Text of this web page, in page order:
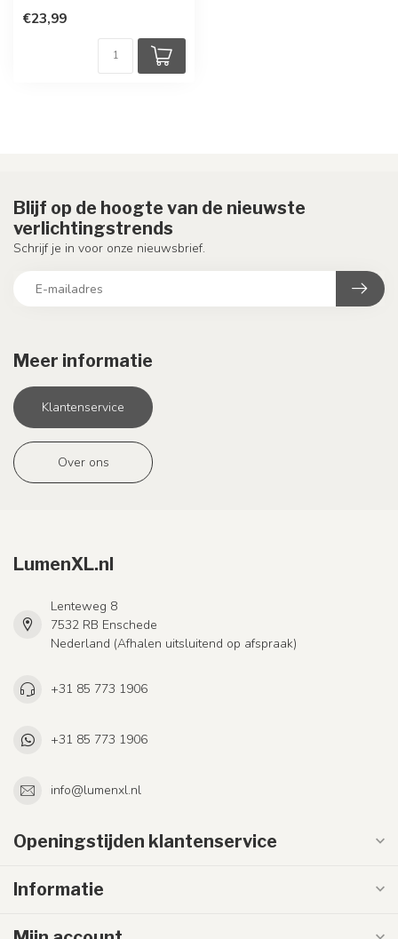
€23,99
Meer informatie
Klantenservice
Over ons
Blijf op de hoogte van de nieuwste
verlichtingstrends
Schrijf je in voor onze nieuwsbrief.
LumenXL.nl
Lenteweg 8
7532 RB Enschede
Nederland (Afhalen uitsluitend op afspraak)
+31 85 773 1906
+31 85 773 1906
info@lumenxl.nl
Openingstijden klantenservice
Informatie